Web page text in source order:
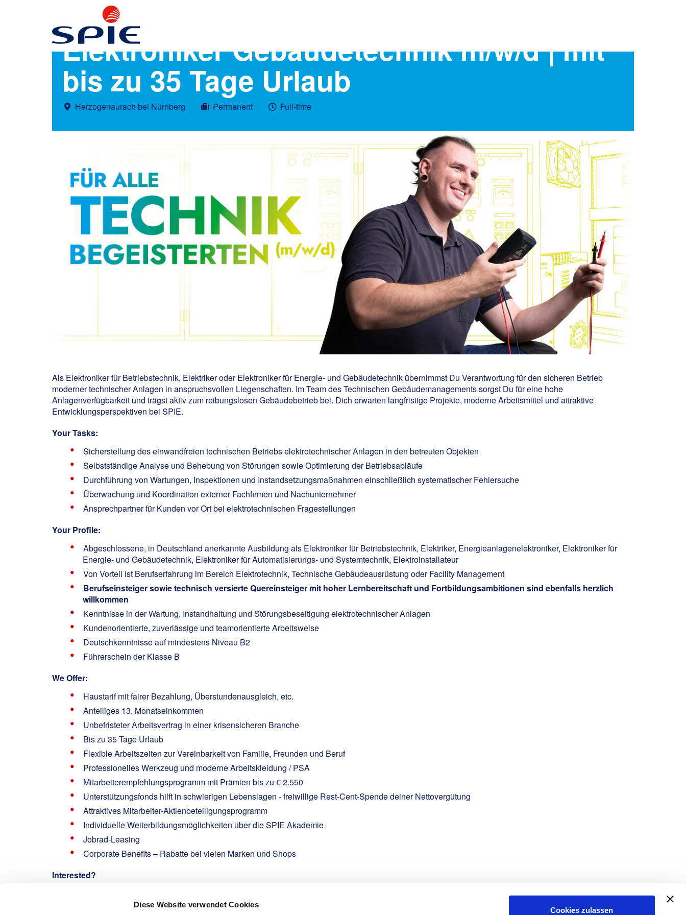
Diese Website verwendet Cookies
Cookies zulassen
Elektroniker Gebäudetechnik m/w/d | mit
bis zu 35 Tage Urlaub
Herzogenaurach bei Nürnberg Permanent Full-time
Als Elektroniker für Betriebstechnik, Elektriker oder Elektroniker für Energie- und Gebäudetechnik übernimmst Du Verantwortung für den sicheren Betrieb
moderner technischer Anlagen in anspruchsvollen Liegenschaften. Im Team des Technischen Gebäudemanagements sorgst Du für eine hohe
Anlagenverfügbarkeit und trägst aktiv zum reibungslosen Gebäudebetrieb bei. Dich erwarten langfristige Projekte, moderne Arbeitsmittel und attraktive
Entwicklungsperspektiven bei SPIE.
Your Tasks:
Sicherstellung des einwandfreien technischen Betriebs elektrotechnischer Anlagen in den betreuten Objekten
Selbstständige Analyse und Behebung von Störungen sowie Optimierung der Betriebsabläufe
Durchführung von Wartungen, Inspektionen und Instandsetzungsmaßnahmen einschließlich systematischer Fehlersuche
Überwachung und Koordination externer Fachfirmen und Nachunternehmer
Ansprechpartner für Kunden vor Ort bei elektrotechnischen Fragestellungen
Your Profile:
Abgeschlossene, in Deutschland anerkannte Ausbildung als Elektroniker für Betriebstechnik, Elektriker, Energieanlagenelektroniker, Elektroniker für
Energie- und Gebäudetechnik, Elektroniker für Automatisierungs- und Systemtechnik, Elektroinstallateur
Von Vorteil ist Berufserfahrung im Bereich Elektrotechnik, Technische Gebäudeausrüstung oder Facility Management
Berufseinsteiger sowie technisch versierte Quereinsteiger mit hoher Lernbereitschaft und Fortbildungsambitionen sind ebenfalls herzlich
willkommen
Kenntnisse in der Wartung, Instandhaltung und Störungsbeseitigung elektrotechnischer Anlagen
Kundenorientierte, zuverlässige und teamorientierte Arbeitsweise
Deutschkenntnisse auf mindestens Niveau B2
Führerschein der Klasse B
We Offer:
Haustarif mit fairer Bezahlung, Überstundenausgleich, etc.
Anteiliges 13. Monatseinkommen
Unbefristeter Arbeitsvertrag in einer krisensicheren Branche
Bis zu 35 Tage Urlaub
Flexible Arbeitszeiten zur Vereinbarkeit von Familie, Freunden und Beruf
Professionelles Werkzeug und moderne Arbeitskleidung / PSA
Mitarbeiterempfehlungsprogramm mit Prämien bis zu € 2.550
Unterstützungsfonds hilft in schwierigen Lebenslagen - freiwillige Rest-Cent-Spende deiner Nettovergütung
Attraktives Mitarbeiter-Aktienbeteiligungsprogramm
Individuelle Weiterbildungsmöglichkeiten über die SPIE Akademie
Jobrad-Leasing
Corporate Benefits – Rabatte bei vielen Marken und Shops
Interested?
Email: jannik.barthels@spie.com